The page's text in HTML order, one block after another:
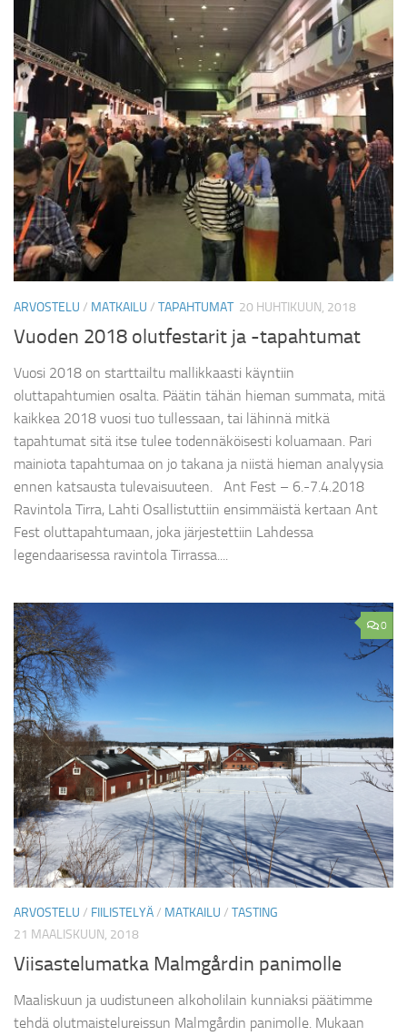
ARVOSTELU / MATKAILU / TAPAHTUMAT 20 HUHTIKUUN, 2018
Vuoden 2018 olutfestarit ja -tapahtumat
Vuosi 2018 on starttailtu mallikkaasti käyntiin
oluttapahtumien osalta. Päätin tähän hieman summata, mitä
kaikkea 2018 vuosi tuo tullessaan, tai lähinnä mitkä
tapahtumat sitä itse tulee todennäköisesti koluamaan. Pari
mainiota tapahtumaa on jo takana ja niistä hieman analyysia
ennen katsausta tulevaisuuteen. Ant Fest – 6.-7.4.2018
Ravintola Tirra, Lahti Osallistuttiin ensimmäistä kertaan Ant
Fest oluttapahtumaan, joka järjestettiin Lahdessa
legendaarisessa ravintola Tirrassa....
0
ARVOSTELU / FIILISTELYÄ/ MATKAILU / TASTING
21 MAALISKUUN, 2018
Viisastelumatka Malmgårdin panimolle
Maaliskuun ja uudistuneen alkoholilain kunniaksi päätimme
tehdä olutmaistelureissun Malmgårdin panimolle. Mukaan